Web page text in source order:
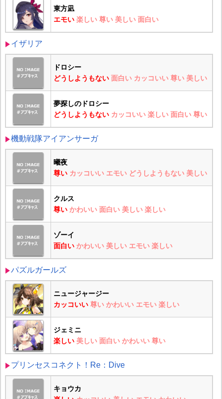
東方凪
エモい 楽しい 尊い 美しい 面白い
イザリア
ドロシー
どうしようもない 面白い カッコいい 尊い 美しい
夢探しのドロシー
どうしようもない カッコいい 楽しい 面白い 尊い
機動戦隊アイアンサーガ
曦夜
尊い カッコいい エモい どうしようもない 美しい
クルス
尊い かわいい 面白い 美しい 楽しい
ゾーイ
面白い かわいい 美しい エモい 楽しい
パズルガールズ
ニュージャージー
カッコいい 尊い かわいい エモい 楽しい
ジェミニ
楽しい 美しい 面白い かわいい 尊い
プリンセスコネクト！Re：Dive
キョウカ